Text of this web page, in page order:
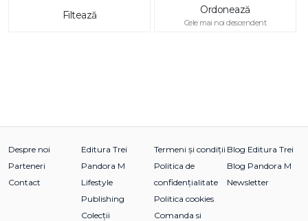
Filtează Ordonează
Cele mai noi descendent
Despre noi
Parteneri
Contact
Editura Trei
Pandora M
Lifestyle
Publishing
Colecții
Termeni și condiții
Politica de
confidențialitate
Politica cookies
Comanda si
Blog Editura Trei
Blog Pandora M
Newsletter